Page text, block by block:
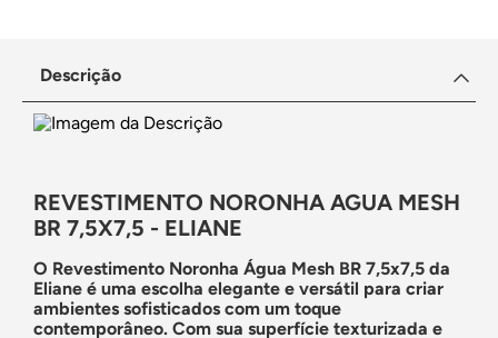
Descrição
REVESTIMENTO NORONHA AGUA MESH
BR 7,5X7,5 - ELIANE
O Revestimento Noronha Água Mesh BR 7,5x7,5 da
Eliane é uma escolha elegante e versátil para criar
ambientes sofisticados com um toque
contemporâneo. Com sua superfície texturizada e